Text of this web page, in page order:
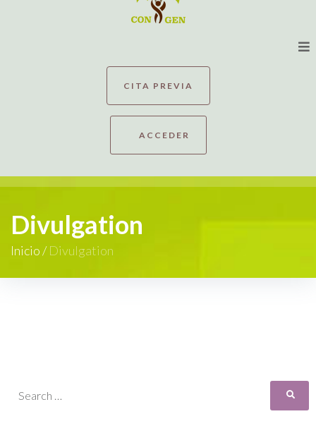
CITA PREVIA
ACCEDER
Divulgation
Inicio/ Divulgation